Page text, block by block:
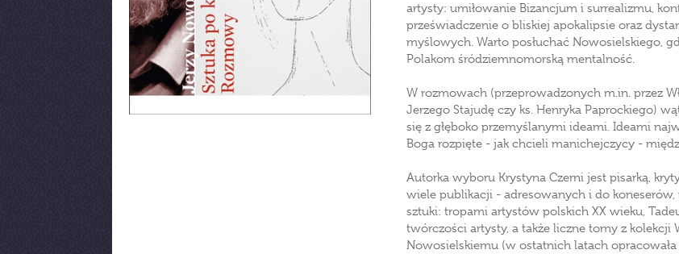
artysty: umiłowanie Bizancjum i surrealizmu,
przeświadczenie o bliskiej apokalipsie oraz
myślowych. Warto posłuchać Nowosielskiego,
Polakom śródziemnomorską mentalność.
W rozmowach (przeprowadzonych m.in. przez
Jerzego Stajudę czy ks. Henryka Paprockiego)
się z głęboko przemyślanymi ideami. Ideami
Boga rozpięte - jak chcieli manichejczycy -
Autorka wyboru Krystyna Czerni jest pisarką,
wiele publikacji - adresowanych i do
sztuki: tropami artystów polskich XX wieku,
twórczości artysty, a także liczne tomy z kolekcji
Nowosielskiemu (w ostatnich latach